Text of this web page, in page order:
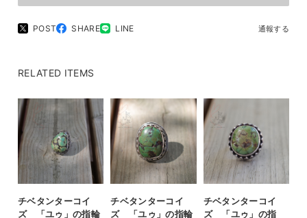
POST SHARE LINE 通報する
RELATED ITEMS
チベタンターコイ
ズ 「ユゥ」の指輪
チベタンターコイ
ズ 「ユゥ」の指輪
チベタンターコイ
ズ 「ユゥ」の指